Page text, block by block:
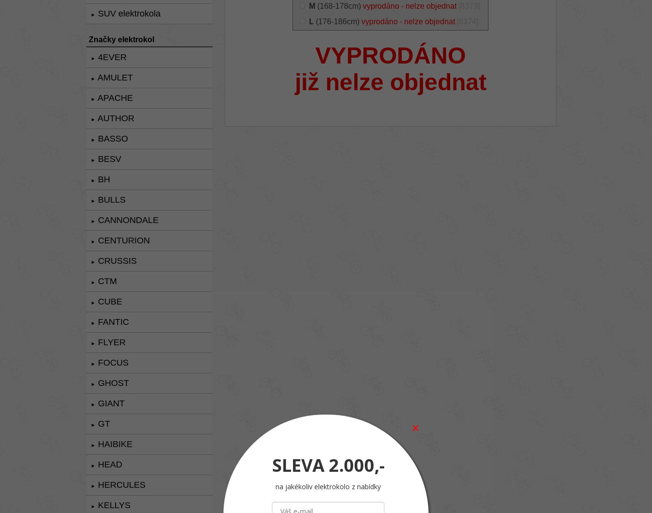
► SUV elektrokola
Značky elektrokol
► 4EVER
► AMULET
► APACHE
► AUTHOR
► BASSO
► BESV
► BH
► BULLS
► CANNONDALE
► CENTURION
► CRUSSIS
► CTM
► CUBE
► FANTIC
► FLYER
► FOCUS
► GHOST
► GIANT
► GT
► HAIBIKE
► HEAD
► HERCULES
► KELLYS
M (168-178cm) vyprodáno - nelze objednat
L (176-186cm) vyprodáno - nelze objednat
VYPRODÁNO
již nelze objednat
SLEVA 2.000,-
na jakékoliv elektrokolo z nabídky